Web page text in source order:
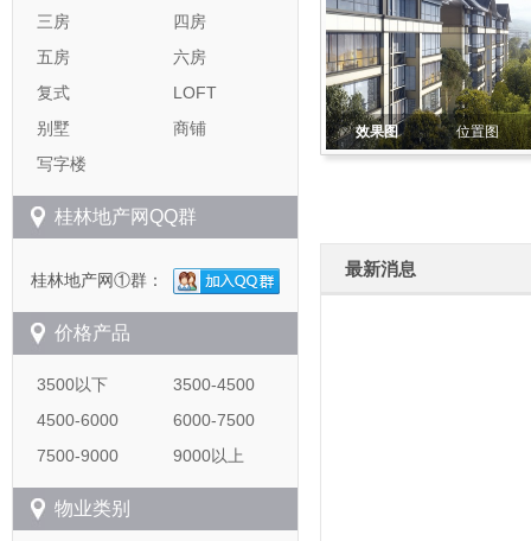
三房
四房
五房
六房
复式
LOFT
别墅
商铺
写字楼
桂林地产网QQ群
桂林地产网①群：
价格产品
3500以下
3500-4500
4500-6000
6000-7500
7500-9000
9000以上
物业类别
效果图 位置图
最新消息